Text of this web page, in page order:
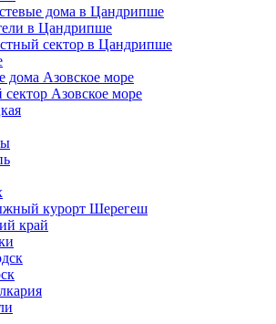
дома в Цандрипше
в Цандрипше
сектор в Цандрипше
дома Азовское море
Азовское море
курорт Шерегеш
край